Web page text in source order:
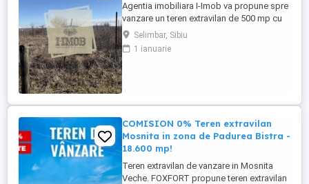
Agentia imobiliara I-Imob va propune spre
vanzare un teren extravilan de 500 mp cu
deschidere de 34 ml, aflat in Selimbar, pe
strada Selimbarului. Canalizarea si apa
sunt langa proprietate, iar gazul si curentul
Selimbar, Sibiu
1 ianuarie
COMISION 0% Teren extravilan
Mosnita in zona de Padurea Bistra -
18.600 mp!
Teren extravilan de vanzare in Mosnita
Veche. FOXFORT propune teren extravilan